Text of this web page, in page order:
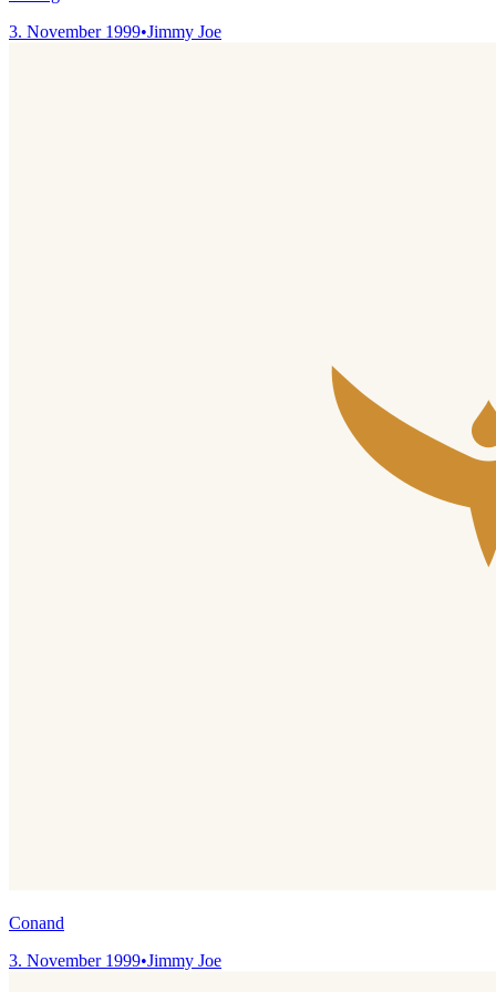
3. November 1999•Jimmy Joe
Conand
3. November 1999•Jimmy Joe